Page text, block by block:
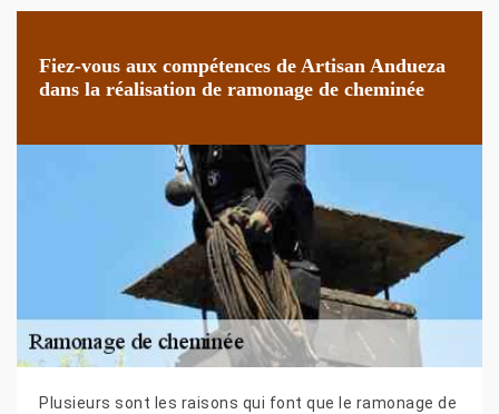
Fiez-vous aux compétences de Artisan Andueza
dans la réalisation de ramonage de cheminée
Plusieurs sont les raisons qui font que le ramonage de